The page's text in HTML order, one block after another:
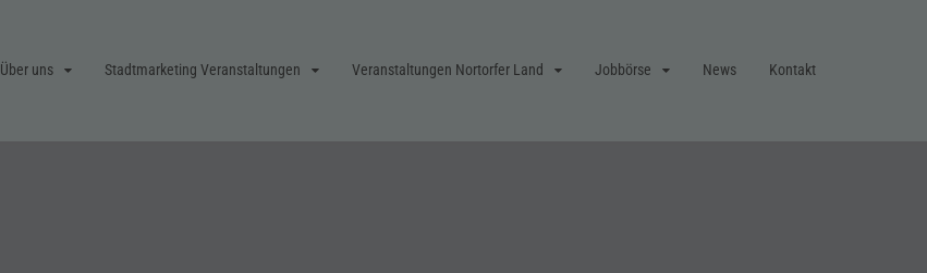
Über uns Stadtmarketing Veranstaltungen Veranstaltungen Nortorfer Land Jobbörse News Kontakt